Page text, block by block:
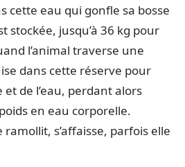
cette eau qui gonfle sa bosse
stockée, jusqu’à 36 kg pour
l’animal traverse une
dans cette réserve pour
et de l’eau, perdant alors
en eau corporelle.
ramollit, s’affaisse, parfois elle